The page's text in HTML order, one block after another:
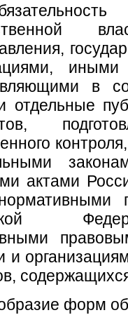
в
отдельные
актами
и
форм